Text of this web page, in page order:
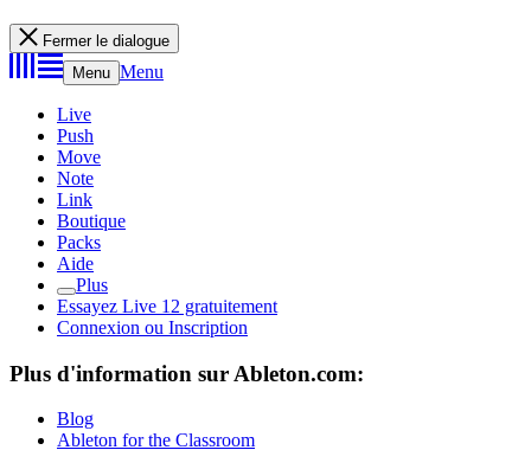
Fermer le dialogue
Menu Menu
Live
Push
Move
Note
Link
Boutique
Packs
Aide
Plus
Essayez Live 12 gratuitement
Connexion ou Inscription
Plus d'information sur Ableton.com:
Blog
Ableton for the Classroom